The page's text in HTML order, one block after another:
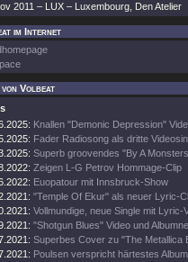
2011 – LUX – Luxembourg, Den Atelier
im Internet
Volbeat
Knallen "Demonic Depression"
Fader Radiosong als dritte
Superb groovendes "By A
Zeigen L-G Petrov Hommage-Clip
Euopatour mit Innsbruck-Show
"Temple Of Ekur" als neuer Lyric-
Vollmundige, neue Single mit Lyric-
"Shotgun Blues" Video und
Superbes Cover zu "The Metallica
Poulsen verspricht härtestes